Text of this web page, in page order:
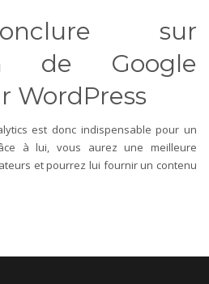
sur
de Google
WordPress
est donc indispensable pour un
à lui, vous aurez une meilleure
et pourrez lui fournir un contenu